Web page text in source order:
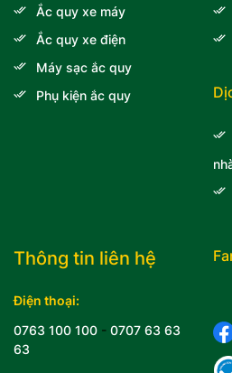
Thông tin liên hệ
Điện thoại:
0763 100 100 - 0707 63 63
63
Ắc quy xe máy
Ắc quy xe điện
Máy sạc ắc quy
Phụ kiện ắc quy